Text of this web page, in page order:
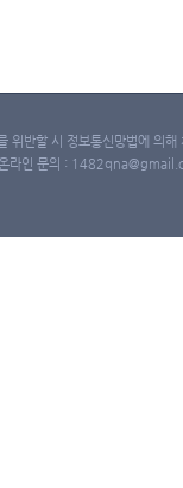
위반할 시 정보통신망법에 의
라인 문의 :